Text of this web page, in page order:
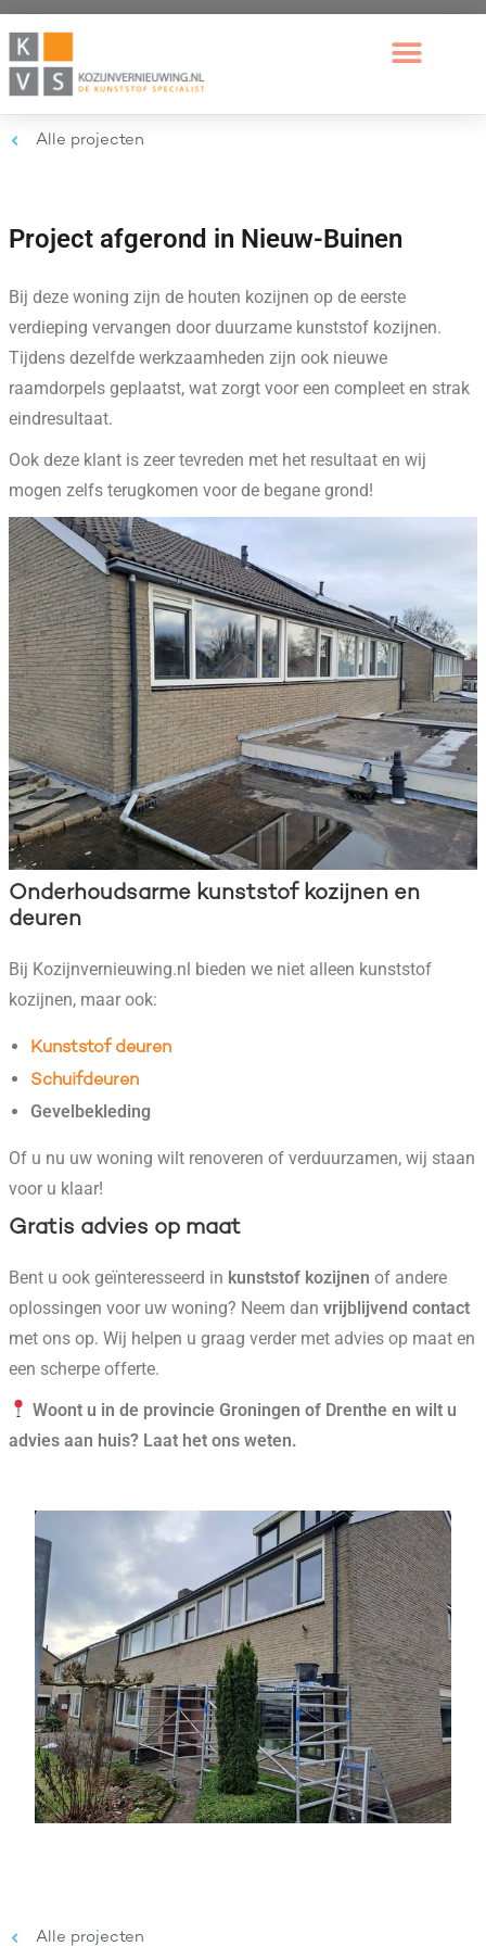
Alle projecten
Project afgerond in Nieuw-Buinen
Bij deze woning zijn de houten kozijnen op de eerste
verdieping vervangen door duurzame kunststof kozijnen.
Tijdens dezelfde werkzaamheden zijn ook nieuwe
raamdorpels geplaatst, wat zorgt voor een compleet en strak
eindresultaat.
Ook deze klant is zeer tevreden met het resultaat en wij
mogen zelfs terugkomen voor de begane grond!
Onderhoudsarme kunststof kozijnen en
deuren
Bij Kozijnvernieuwing.nl bieden we niet alleen kunststof
kozijnen, maar ook:
Kunststof deuren
Schuifdeuren
Gevelbekleding
Of u nu uw woning wilt renoveren of verduurzamen, wij staan
voor u klaar!
Gratis advies op maat
Bent u ook geïnteresseerd in kunststof kozijnen of andere
oplossingen voor uw woning? Neem dan vrijblijvend contact
met ons op. Wij helpen u graag verder met advies op maat en
een scherpe offerte.
Woont u in de provincie Groningen of Drenthe en wilt u
advies aan huis? Laat het ons weten.
Alle projecten